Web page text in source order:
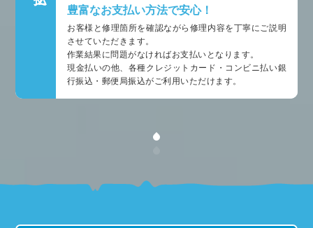
豊富なお支払い方法で安心！
お客様と修理箇所を確認ながら修理内容を丁寧にご説明
させていただきます。
作業結果に問題がなければお支払いとなります。
現金払いの他、各種クレジットカード・コンビニ払い銀
行振込・郵便局振込がご利用いただけます。